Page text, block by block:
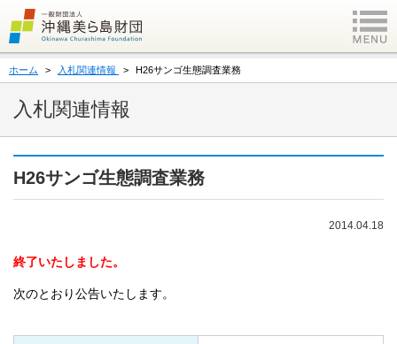
ホーム 入札関連情報 H26サンゴ生態調査業務
入札関連情報
H26サンゴ生態調査業務
2014.04.18
終了いたしました。
次のとおり公告いたします。